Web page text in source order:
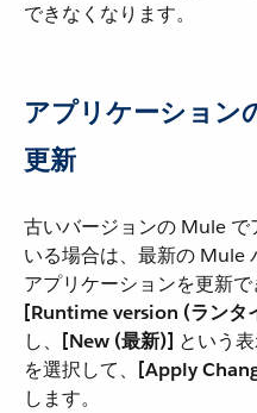
できなくなります。
アプリケーション
更新
古いバージョンの Mule で
いる場合は、最新の Mule
アプリケーションを更新で
[Runtime version (ランタ
し、​
[New (最新)]
という
を選択して、​
[Apply
します。